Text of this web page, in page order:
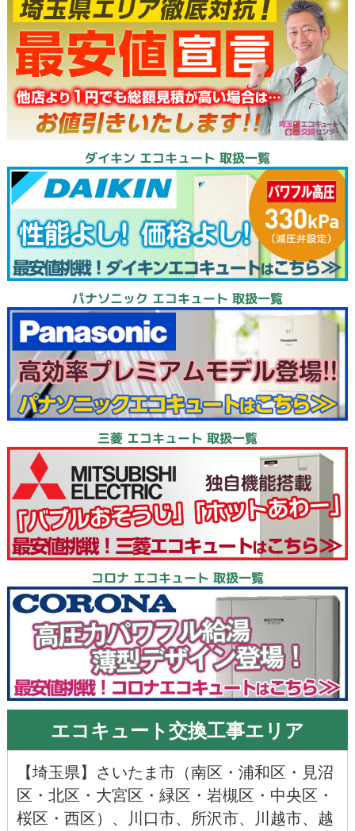
ダイキン エコキュート 取扱一覧
パナソニック エコキュート 取扱一覧
三菱 エコキュート 取扱一覧
コロナ エコキュート 取扱一覧
エコキュート交換工事エリア
【埼玉県】 さいたま市（南区 ・ 浦和区 ・ 見沼
区 ・ 北区 ・ 大宮区 ・ 緑区 ・ 岩槻区 ・ 中央区 ・
桜区 ・ 西区）、 川口市、 所沢市、 川越市、 越